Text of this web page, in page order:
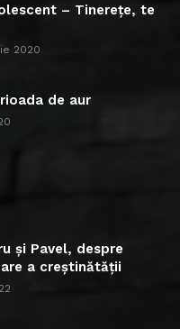
– Tinerețe, te
2020
de aur
și Pavel, despre
a creștinătății